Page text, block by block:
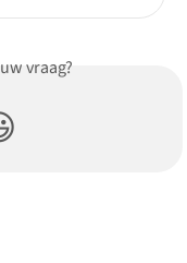
vraag?